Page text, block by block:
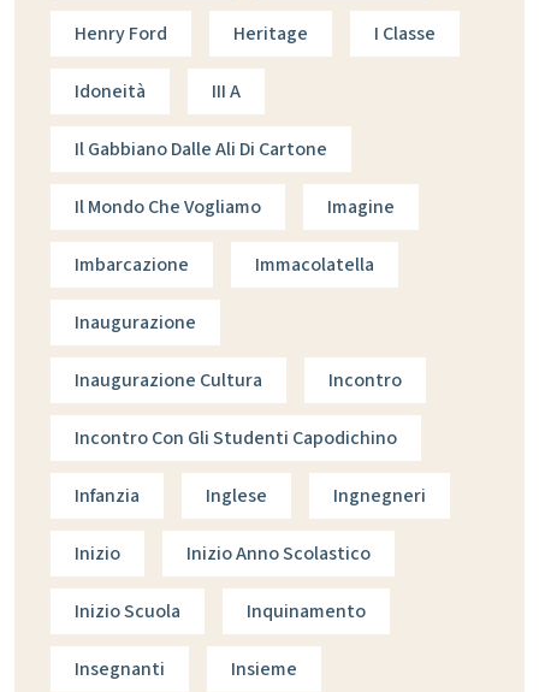
Henry Ford Heritage I Classe
Idoneità III A
Il Gabbiano Dalle Ali Di Cartone
Il Mondo Che Vogliamo Imagine
Imbarcazione Immacolatella
Inaugurazione
Inaugurazione Cultura Incontro
Incontro Con Gli Studenti Capodichino
Infanzia Inglese Ingnegneri
Inizio Inizio Anno Scolastico
Inizio Scuola Inquinamento
Insegnanti Insieme